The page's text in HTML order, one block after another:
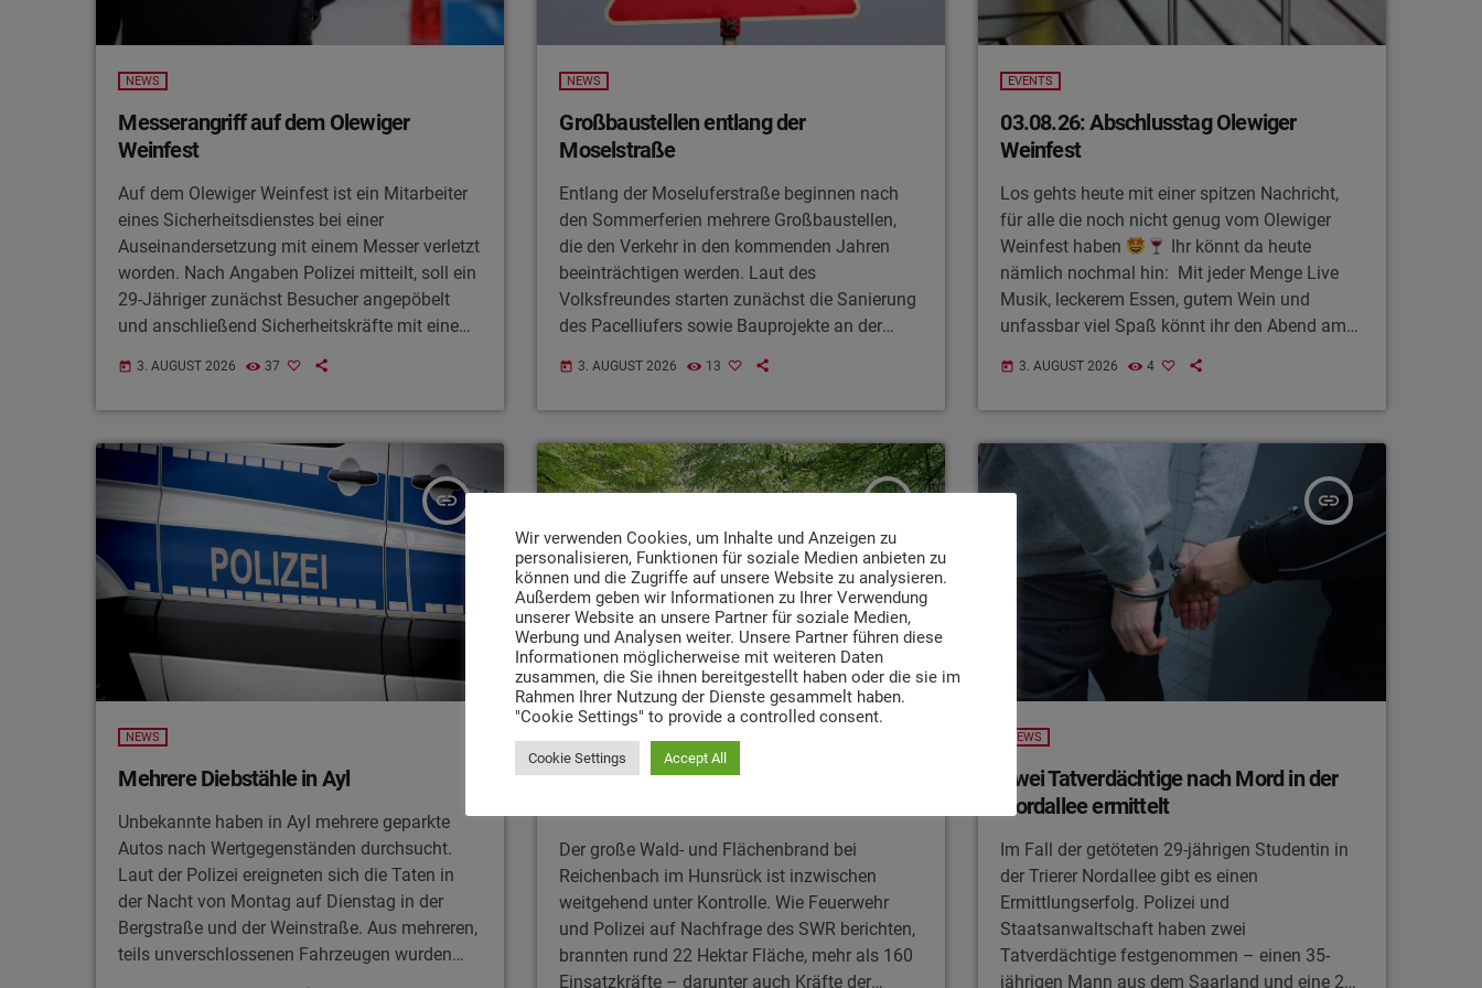
NEWS
Messerangriff auf dem Olewiger
Weinfest
Auf dem Olewiger Weinfest ist ein Mitarbeiter
eines Sicherheitsdienstes bei einer
Auseinandersetzung mit einem Messer verletzt
worden. Nach Angaben Polizei mitteilt, soll ein
29-Jähriger zunächst Besucher angepöbelt
und anschließend Sicherheitskräfte mit einem
ausgeführt haben. Ein 29-jähriger
Sicherheitsmitarbeiter erlitt dabei eine Schnitt-
Unterarm. Der Tatverdächtige wurde noch vor
Ort festgenommen und befindet sich
inzwischen in Untersuchungshaft.
today 3. AUGUST 2026 37
NEWS
Großbaustellen entlang der
Moselstraße
Entlang der Moseluferstraße beginnen nach
den Sommerferien mehrere Großbaustellen,
die den Verkehr in den kommenden Jahren
beeinträchtigen werden. Laut des
Volksfreundes starten zunächst die Sanierung
des Pacelliufers sowie Bauprojekte an der
Erneuerung der Fahrbahn und die Sanierung
aller drei Moselbrücken. Autofahrer müssen
Fahrbahnverengungen und Staus auf einer der
wichtigsten Verkehrsachsen Triers rechnen.
nach derzeitiger Planung bis mindestens 2035
erstrecken.
today 3. AUGUST 2026 13
EVENTS
03.08.26: Abschlusstag Olewiger
Weinfest
Los gehts heute mit einer spitzen Nachricht,
für alle die noch nicht genug vom Olewiger
Weinfest haben
Ihr könnt da heute
nämlich nochmal hin: Mit jeder Menge Live
Musik, leckerem Essen, gutem Wein und
unfassbar viel Spaß könnt ihr den Abend am
lassen. Genaue Infos zu den verschiedenen
Live Acts und dem Zeitplan findet ihr unter
today 3. AUGUST 2026 4
insert_link
NEWS
Mehrere Diebstähle in Ayl
Unbekannte haben in Ayl mehrere geparkte
Autos nach Wertgegenständen durchsucht.
Laut der Polizei ereigneten sich die Taten in
der Nacht von Montag auf Dienstag in der
Bergstraße und der Weinstraße. Aus mehreren,
teils unverschlossenen Fahrzeugen wurden
insert_link
Trierer Feuerwehr unterstützt bei
Der große Wald- und Flächenbrand bei
Reichenbach im Hunsrück ist inzwischen
weitgehend unter Kontrolle. Wie Feuerwehr
und Polizei auf Nachfrage des SWR berichten,
brannten rund 22 Hektar Fläche, mehr als 160
Einsatzkräfte – darunter auch Kräfte der
insert_link
NEWS
Zwei Tatverdächtige nach Mord in der
Nordallee ermittelt
Im Fall der getöteten 29-jährigen Studentin in
der Trierer Nordallee gibt es einen
Ermittlungserfolg. Polizei und
Staatsanwaltschaft haben zwei
Tatverdächtige festgenommen – einen 35-
jährigen Mann aus dem Saarland und eine 25-
Wir verwenden Cookies, um Inhalte und Anzeigen zu
personalisieren, Funktionen für soziale Medien anbieten zu
können und die Zugriffe auf unsere Website zu analysieren.
Außerdem geben wir Informationen zu Ihrer Verwendung
unserer Website an unsere Partner für soziale Medien,
Werbung und Analysen weiter. Unsere Partner führen diese
Informationen möglicherweise mit weiteren Daten
zusammen, die Sie ihnen bereitgestellt haben oder die sie im
Rahmen Ihrer Nutzung der Dienste gesammelt haben.
"Cookie Settings" to provide a controlled consent.
Cookie Settings Accept All